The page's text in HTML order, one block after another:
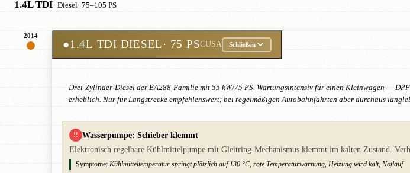
1.4L TDI· Diesel· 75–105 PS
2014
●1.4L TDI DIESEL· 75 PSCUSA Schließen
Drei-Zylinder-Diesel der EA288-Familie mit 55 kW/75 PS. Wartungsintensiv für einen Kleinwagen —
erheblich. Nur für Langstrecke empfehlenswert; bei regelmäßigen Autobahnfahrten aber durchaus
!! Wasserpumpe: Schieber klemmt
Elektronisch regelbare Kühlmittelpumpe mit Gleitring-Mechanismus klemmt im kalten Zustand.
Symptome: Kühlmitteltemperatur springt plötzlich auf 130 °C, rote Temperaturwarnung, Heizung wird kalt, Notlauf